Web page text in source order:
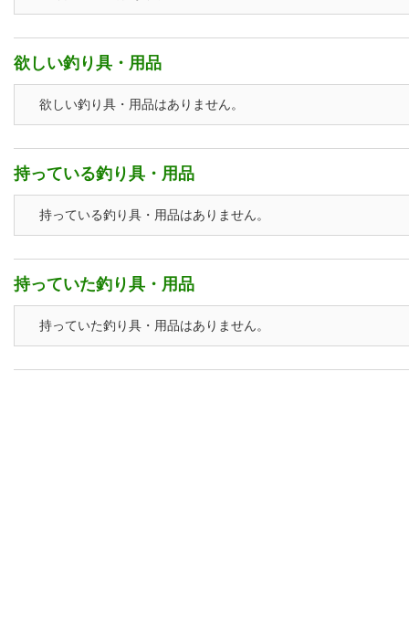
欲しい釣り具・用品
欲しい釣り具・用品はありません。
持っている釣り具・用品
持っている釣り具・用品はありません。
持っていた釣り具・用品
持っていた釣り具・用品はありません。